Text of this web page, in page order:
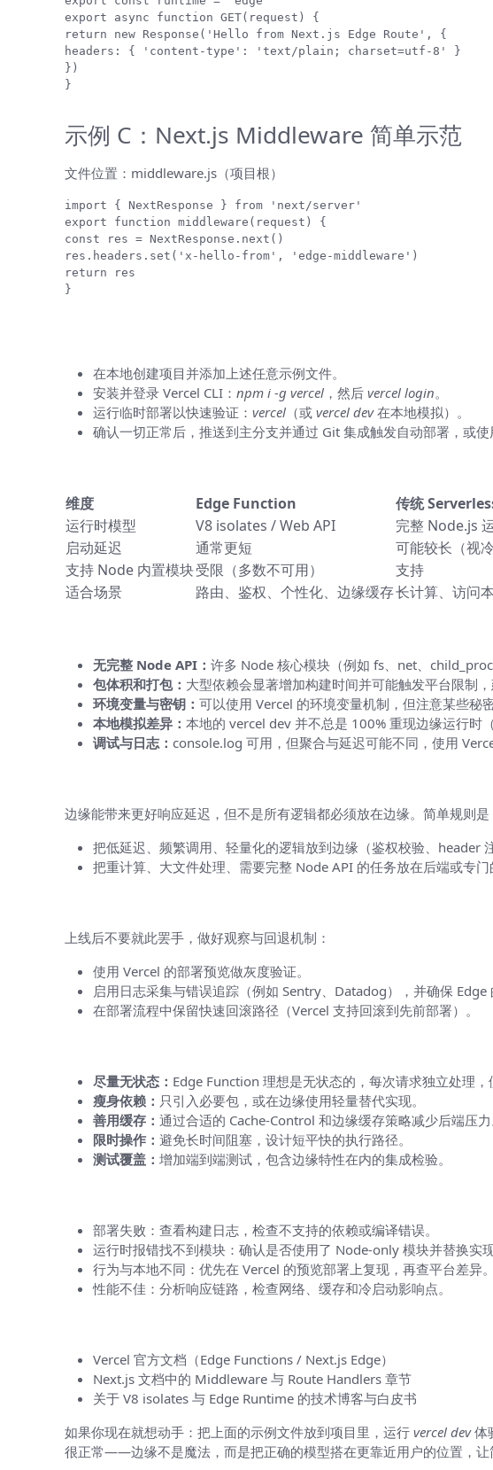
export async function GET(request) {
return new Response('Hello from Next.js Edge Route', {
headers: { 'content-type': 'text/plain; charset=utf-8' }
})
}
示例 C：Next.js Middleware 简单示范
文件位置：middleware.js（项目根）
export function middleware(request) {
const res = NextResponse.next()
res.headers.set('x-hello-from', 'edge-middleware')
return res
}
在本地创建项目并添加上述任意示例文件。
安装并登录 Vercel CLI： npm i -g vercel，然后 vercel login。
运行临时部署以快速验证： vercel（或 vercel dev在本地模拟）。
确认一切正常后，推送到主分支并通过 Git 集成触发自动部署，或使
维度 Edge Function
传统
运行时模型
V8 isolates / Web API
完整 Node.js
启动延迟
通常更短
可能较长（视冷
支持 Node 内置模块受限（多数不可用）
支持
适合场景
路由、鉴权、个性化、边缘缓存长计算、访问
无完整 Node API： 许多 Node 核心模块（例如 fs、net、
包体积和打包： 大型依赖会显著增加构建时间并可能触发平台限制
环境变量与密钥： 可以使用 Vercel 的环境变量机制，但注意某些秘
本地模拟差异： 本地的 vercel dev 并不总是 100% 重现边缘运行时
调试与日志： console.log 可用，但聚合与延迟可能不同，使用
边缘能带来更好响应延迟，但不是所有逻辑都必须放在边缘。简单规则是
把低延迟、频繁调用、轻量化的逻辑放到边缘（鉴权校验、header
把重计算、大文件处理、需要完整 Node API 的任务放在后端或专门
上线后不要就此罢手，做好观察与回退机制：
使用 Vercel 的部署预览做灰度验证。
启用日志采集与错误追踪（例如 Sentry、Datadog），并确保 Edge
在部署流程中保留快速回滚路径（Vercel 支持回滚到先前部署）。
尽量无状态： Edge Function 理想是无状态的，每次请求独立处理，
瘦身依赖： 只引入必要包，或在边缘使用轻量替代实现。
善用缓存： 通过合适的 Cache-Control 和边缘缓存策略减少后端压力
限时操作： 避免长时间阻塞，设计短平快的执行路径。
测试覆盖： 增加端到端测试，包含边缘特性在内的集成检验。
部署失败：查看构建日志，检查不支持的依赖或编译错误。
运行时报错找不到模块：确认是否使用了 Node-only 模块并替换实现
行为与本地不同：优先在 Vercel 的预览部署上复现，再查平台差异。
性能不佳：分析响应链路，检查网络、缓存和冷启动影响点。
Vercel 官方文档（Edge Functions / Next.js Edge）
Next.js 文档中的 Middleware 与 Route Handlers 章节
关于 V8 isolates 与 Edge Runtime 的技术博客与白皮书
如果你现在就想动手：把上面的示例文件放到项目里，运行 vercel dev体
很正常——边缘不是魔法，而是把正确的模型搭在更靠近用户的位置，让